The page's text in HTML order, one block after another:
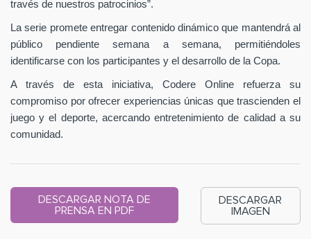
través de nuestros patrocinios”.
La serie promete entregar contenido dinámico que mantendrá al
público pendiente semana a semana, permitiéndoles
identificarse con los participantes y el desarrollo de la Copa.
A través de esta iniciativa, Codere Online refuerza su
compromiso por ofrecer experiencias únicas que trascienden el
juego y el deporte, acercando entretenimiento de calidad a su
comunidad.
DESCARGAR NOTA DE
PRENSA EN PDF
DESCARGAR
IMAGEN